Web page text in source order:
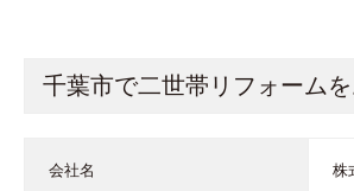
千葉市で二世帯リフォーム
会社名 株